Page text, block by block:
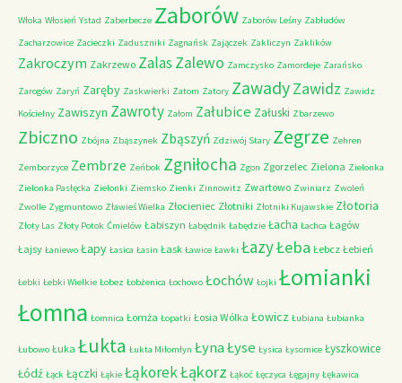
Włoka Włosień Ystad Zaberbecze Zaborów Zaborów Leśny Zabłudów
Zacharzowice Zacieczki Zaduszniki Zagnańsk Zajączek Zakliczyn Zaklików
Zakroczym Zakrzewo ZalasZalewo Zamczysko Zamordeje Zarańsko
Zarogów Zaryń Zaręby Zaskwierki Zatom Zatory ZawadyZawidz Zawidz
Kościelny Zawiszyn Zawroty Załom Załubice Załuski Zbarzewo
Zbiczno Zbójna Zbąszynek Zbąszyń Zdziwój Stary Zegrze Zehren
Zemborzyce Zembrze Zeńbok Zgniłocha Zgon Zgorzelec Zielona Zielonka
Zielonka Pasłęcka Zielonki Ziemsko Zienki Zinnowitz Zwartowo Zwiniarz Zwoleń
Zwolle Zygmuntowo Zławieś Wielka Złocieniec Złotniki Złotniki Kujawskie Złotoria
Złoty Las Złoty Potok Ćmielów Łabiszyn Łabędnik Łabędzie Łacha Łachca Łagów
Łajsy Łaniewo Łapy Łasica Łasin Łask Ławice Ławki ŁazyŁeba Łebcz Łebień
Łebki Łebki Wielkie Łobez Łobżenica Łochowo Łochów Łojki Łomianki
Łomna Łomnica Łomża Łopatki Łosia Wólka Łowicz Łubiana Łubianka
Łubowo Łuka Łukta Łukta Miłomłyn ŁynaŁyse Łysica Łysomice Łyszkowice
Łódź Łąck Łączki Łąkie ŁąkorekŁąkorz Łąkoć Łęczyca Łęgajny Łękawica